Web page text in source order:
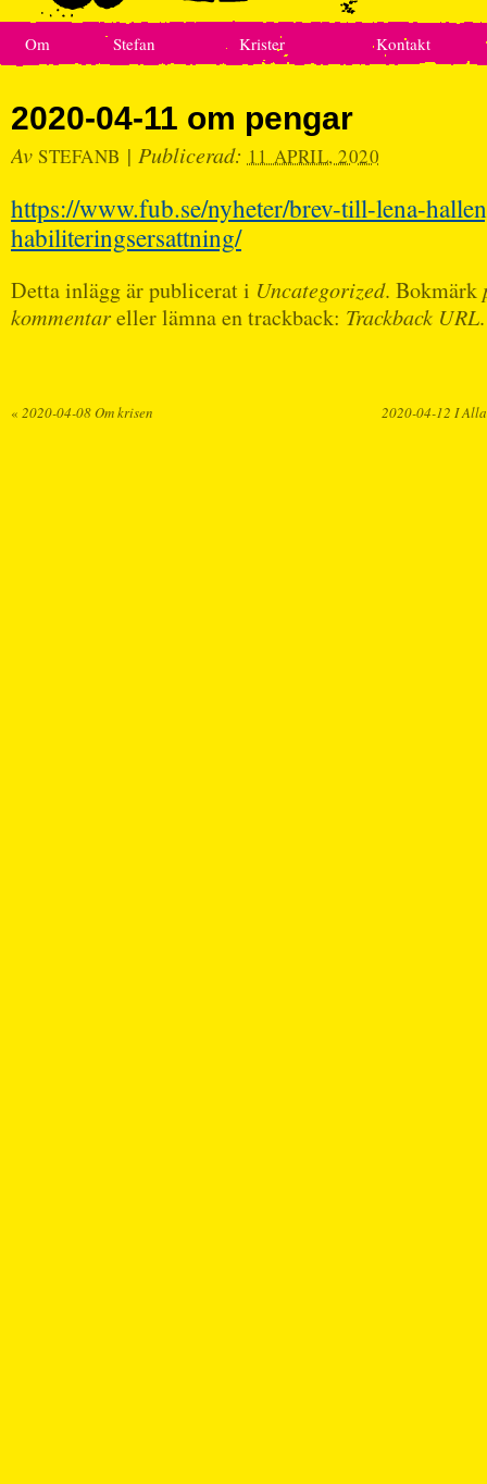
Om Stefan Krister Kontakt
2020-04-11 om pengar
Av STEFANB | Publicerad: 11 APRIL, 2020
https://www.fub.se/nyheter/brev-till-lena-
habiliteringsersattning/
Detta inlägg är publicerat i Uncategorized. Bokmärk
kommentareller lämna en trackback: Trackback URL.
« 2020-04-08 Om krisen 2020-04-12 I